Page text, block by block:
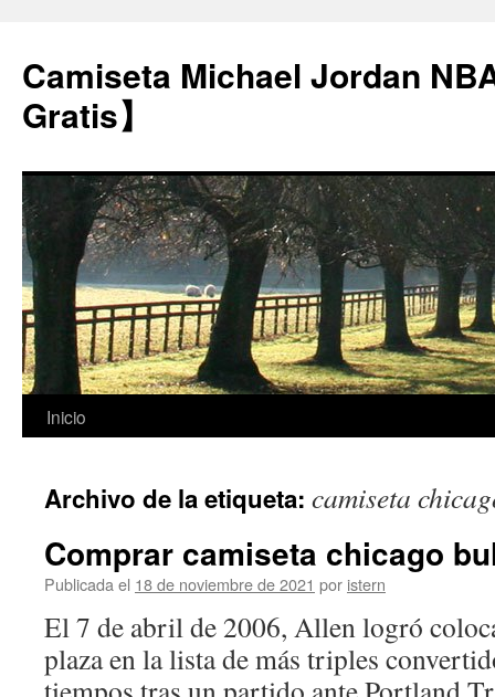
Camiseta Michael Jordan
Gratis】
Saltar
contenido
Inicio
Archivo de la etiqueta: camiseta
Comprar camiseta chicago
Publicada el 18 de noviembre de 2021 por istern
El 7 de abril de 2006, Allen logró
plaza en la lista de más triples